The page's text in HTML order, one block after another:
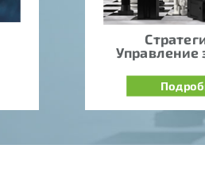
Управление